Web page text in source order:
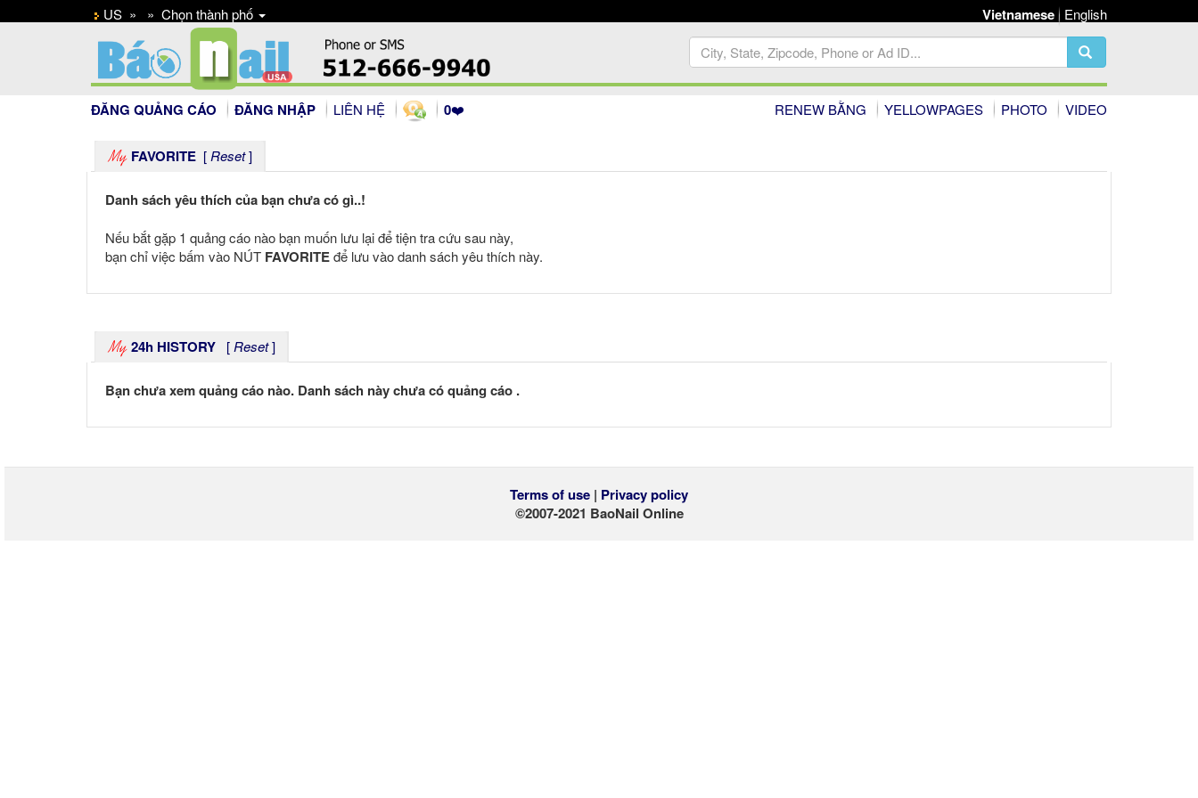
Vietnamese English
US » » Chọn thành phố
RENEW BẰNG YELLOWPAGES PHOTO VIDEO
ĐĂNG QUẢNG CÁO ĐĂNG NHẬP LIÊN HỆ 0❤️
FAVORITE [ Reset]
Danh sách yêu thích của bạn chưa có gì..!
Nếu bắt gặp 1 quảng cáo nào bạn muốn lưu lại để tiện tra cứu sau này,
bạn chỉ việc bấm vào NÚT FAVORITEđể lưu vào danh sách yêu thích này.
24h HISTORY [Reset]
Bạn chưa xem quảng cáo nào. Danh sách này chưa có quảng cáo .
Terms of use | Privacy policy
©2007-2021 BaoNail Online